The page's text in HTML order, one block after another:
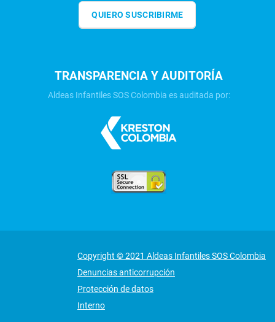
QUIERO SUSCRIBIRME
TRANSPARENCIA Y AUDITORÍA
Aldeas Infantiles SOS Colombia es auditada por:
Copyright © 2021 Aldeas Infantiles SOS Colombia
Denuncias anticorrupción
Protección de datos
Interno